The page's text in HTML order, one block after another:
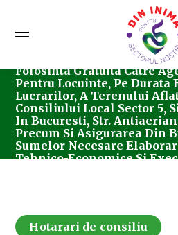
Home Consiliul Local
Hotarari De
Nr. 214/28.09.2018 Privind
Folosinta Gratuita Catre
Pentru Locuinte, Pe Durata
Lucrarilor, A Terenului
Consiliului Local Sector 5,
In Bucuresti, Str.
Precum Si Asigurarea Din
Sumelor Necesare
Tehnico-Economice Si
Hotarari de consiliu